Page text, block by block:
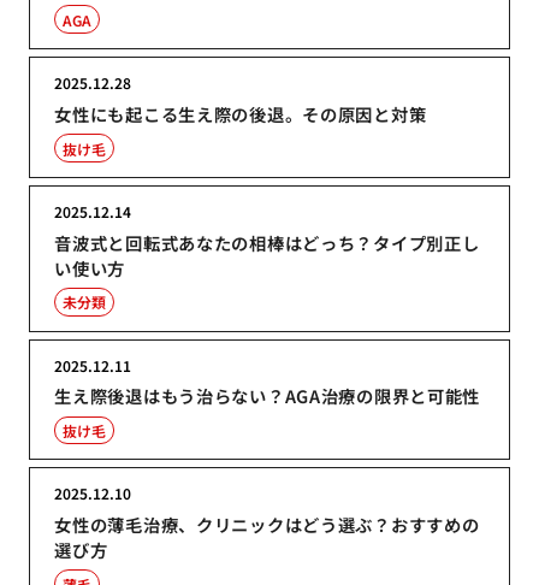
AGA
女性にも起こる生え際の後退。その原因と対策
2025.12.28
抜け毛
音波式と回転式あなたの相棒はどっち？タイプ別正し
い使い方
2025.12.14
未分類
生え際後退はもう治らない？AGA治療の限界と可能性
2025.12.11
抜け毛
女性の薄毛治療、クリニックはどう選ぶ？おすすめの
選び方
2025.12.10